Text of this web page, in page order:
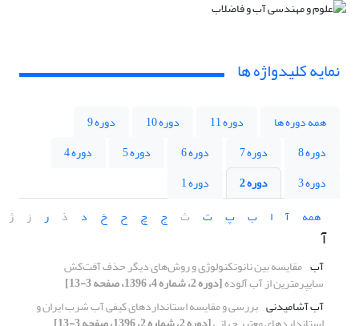
نمایه کلیدواژه ها
همه دوره ها دوره 11 دوره 10
دوره 9
دوره 8
دوره 7 دوره 6 دوره 5
دوره 4
دوره 3
دوره 2
دوره 1
همه
آ ا ب پ ت ث ج چ ح خ د ذ ر ز ژ
آ
آب مقایسه بین نانوتکنولوژی و روش‌های دیگر حذف آفت‌کش
سایپرمترین از آب آلوده[دوره 2، شماره 4، 1396، صفحه 3-13]
آب آشامیدنی بررسی و مقایسه استانداردهای کیفی آب شرب ایران و